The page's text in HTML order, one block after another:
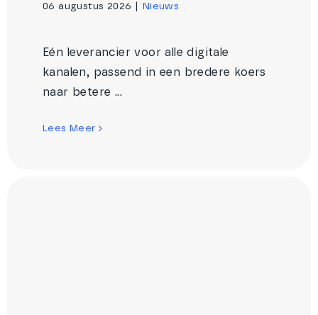
06 augustus 2026 Nieuws
Eén leverancier voor alle digitale
kanalen, passend in een bredere koers
naar betere ...
Lees Meer